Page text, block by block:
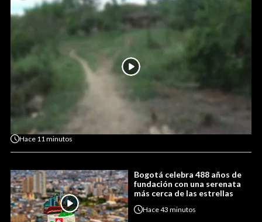
Hace 11 minutos
Bogotá celebra 488 años de
fundación con una serenata
más cerca de las estrellas
Hace43 minutos